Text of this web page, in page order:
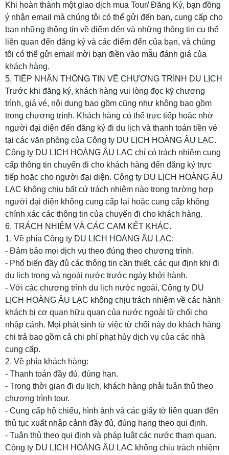
Khi hoàn thành một giao dịch mua Tour/ Đăng Ký, bạn đồng
ý nhận email mà chúng tôi có thể gửi đến bạn, cung cấp cho
bạn những thông tin về điểm đến và những thông tin cụ thể
liên quan đến đăng ký và các điểm đến của bạn, và chúng
tôi có thể gửi email mời bạn điền vào mẫu đánh giá của
khách hàng.
5. TIẾP NHẬN THÔNG TIN VỀ CHƯƠNG TRÌNH DU LỊCH
Trước khi đăng ký, khách hàng vui lòng đọc kỹ chương
trình, giá vé, nội dung bao gồm cũng như không bao gồm
trong chương trình. Khách hàng có thể trực tiếp hoặc nhờ
người đại diện đến đăng ký đi du lịch và thanh toán tiền vé
tại các văn phòng của Công ty DU LỊCH HOÀNG ÂU LẠC.
Công ty DU LỊCH HOÀNG ÂU LẠC chỉ có trách nhiệm cung
cấp thông tin chuyến đi cho khách hàng đến đăng ký trực
tiếp hoặc cho người đại diện. Công ty DU LỊCH HOÀNG ÂU
LẠC không chịu bất cứ trách nhiệm nào trong trường hợp
người đại diện không cung cấp lại hoặc cung cấp không
chính xác các thông tin của chuyến đi cho khách hàng.
6. TRÁCH NHIỆM VÀ CÁC CAM KẾT KHÁC.
1. Về phía Công ty DU LỊCH HOÀNG ÂU LẠC:
- Đảm bảo mọi dịch vụ theo đúng theo chương trình.
- Phổ biến đầy đủ các thông tin cần thiết, các qui định khi đi
du lịch trong và ngoài nước trước ngày khởi hành.
- Với các chương trình du lịch nước ngoài, Công ty DU
LỊCH HOÀNG ÂU LẠC không chịu trách nhiệm về các hành
khách bị cơ quan hữu quan của nước ngoài từ chối cho
nhập cảnh. Mọi phát sinh từ việc từ chối này do khách hàng
chi trả bao gồm cả chi phí phạt hủy dịch vụ của các nhà
cung cấp.
2. Về phía khách hàng:
- Thanh toán đầy đủ, đúng hạn.
- Trong thời gian đi du lịch, khách hàng phải tuân thủ theo
chương trình tour.
- Cung cấp hộ chiếu, hình ảnh và các giấy tờ liên quan đến
thủ tục xuất nhập cảnh đầy đủ, đúng hạng theo qui định.
- Tuân thủ theo qui định và pháp luật các nước tham quan.
Công ty DU LỊCH HOÀNG ÂU LẠC không chịu trách nhiệm